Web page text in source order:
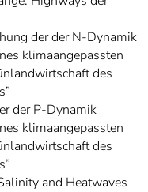
der der N-Dynamik
klimaangepassten
des
der P-Dynamik
klimaangepassten
des
and Heatwaves